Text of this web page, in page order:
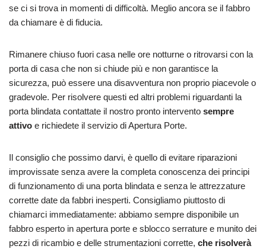
se ci si trova in momenti di difficoltà. Meglio ancora se il fabbro
da chiamare è di fiducia.
Rimanere chiuso fuori casa nelle ore notturne o ritrovarsi con la
porta di casa che non si chiude più e non garantisce la
sicurezza, può essere una disavventura non proprio piacevole o
gradevole. Per risolvere questi ed altri problemi riguardanti la
porta blindata contattate il nostro pronto intervento sempre
attivo e richiedete il servizio di Apertura Porte.
Il consiglio che possimo darvi, è quello di evitare riparazioni
improvissate senza avere la completa conoscenza dei principi
di funzionamento di una porta blindata e senza le attrezzature
corrette date da fabbri inesperti. Consigliamo piuttosto di
chiamarci immediatamente: abbiamo sempre disponibile un
fabbro esperto in apertura porte e sblocco serrature e munito dei
pezzi di ricambio e delle strumentazioni corrette, che risolverà